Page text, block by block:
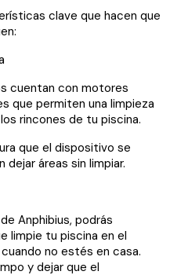
clave que hacen que
cuentan con motores
que permiten una limpieza
rincones de tu piscina.
que el dispositivo se
dejar áreas sin limpiar.
Anphibius, podrás
limpie tu piscina en el
no estés en casa.
y dejar que el